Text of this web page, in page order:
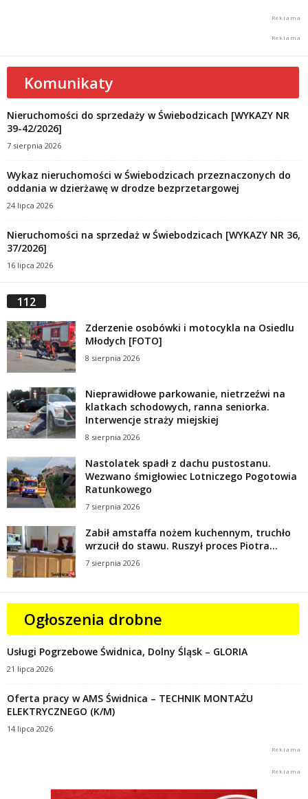
Komunikaty
Nieruchomości do sprzedaży w Świebodzicach [WYKAZY NR
39-42/2026]
7 sierpnia 2026
Wykaz nieruchomości w Świebodzicach przeznaczonych do
oddania w dzierżawę w drodze bezprzetargowej
24 lipca 2026
Nieruchomości na sprzedaż w Świebodzicach [WYKAZY NR 36,
37/2026]
16 lipca 2026
112
Zderzenie osobówki i motocykla na Osiedlu
Młodych [FOTO]
8 sierpnia 2026
Nieprawidłowe parkowanie, nietrzeźwi na
klatkach schodowych, ranna seniorka.
Interwencje straży miejskiej
8 sierpnia 2026
Nastolatek spadł z dachu pustostanu.
Wezwano śmigłowiec Lotniczego Pogotowia
Ratunkowego
7 sierpnia 2026
Zabił amstaffa nożem kuchennym, truchło
wrzucił do stawu. Ruszył proces Piotra...
7 sierpnia 2026
Ogłoszenia drobne
Usługi Pogrzebowe Świdnica, Dolny Śląsk – GLORIA
21 lipca 2026
Oferta pracy w AMS Świdnica – TECHNIK MONTAŻU
ELEKTRYCZNEGO (K/M)
14 lipca 2026